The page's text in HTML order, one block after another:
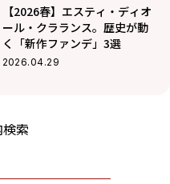
【2026春】エスティ・ディオ
ール・クラランス。歴史が動
く「新作ファンデ」3選
2026.04.29
索